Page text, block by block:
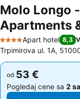
Molo Longo
Apartments
4 Zvezdice
Apart hotel 8,3
Trpimirova ul. 1A,
od 53 €
Pogledaj cene sa 2
od 53 €
Pogledaj cene sa 2